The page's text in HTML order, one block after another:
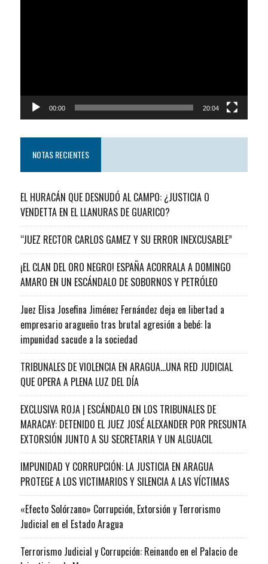
00:00 20:04
NOTAS RECIENTES
EL HURACÁN QUE DESNUDÓ AL CAMPO: ¿JUSTICIA O
VENDETTA EN EL LLANURAS DE GUARICO?
“JUEZ RECTOR CARLOS GAMEZ Y SU ERROR INEXCUSABLE”
¡EL CLAN DEL ORO NEGRO! ESPAÑA ACORRALA A DOMINGO
AMARO EN UN ESCÁNDALO DE SOBORNOS Y PETRÓLEO
Juez Elisa Josefina Jiménez Fernández deja en libertad a
empresario aragueño tras brutal agresión a bebé: la
impunidad sacude a la sociedad
TRIBUNALES DE VIOLENCIA EN ARAGUA…UNA RED JUDICIAL
QUE OPERA A PLENA LUZ DEL DÍA
EXCLUSIVA ROJA | ESCÁNDALO EN LOS TRIBUNALES DE
MARACAY: DETENIDO EL JUEZ JOSÉ ALEXANDER POR PRESUNTA
EXTORSIÓN JUNTO A SU SECRETARIA Y UN ALGUACIL
IMPUNIDAD Y CORRUPCIÓN: LA JUSTICIA EN ARAGUA
PROTEGE A LOS VICTIMARIOS Y SILENCIA A LAS VÍCTIMAS
«Efecto Solórzano» Corrupción, Extorsión y Terrorismo
Judicial en el Estado Aragua
Terrorismo Judicial y Corrupción: Reinando en el Palacio de